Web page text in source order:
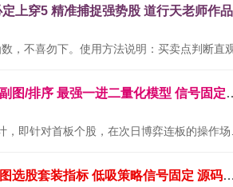
通达信金钻【二板竞价】排序指标
通达信【墨守攻防】竞价低吸排序/副图选股套装指标 低吸策略信号固定 源码无未来